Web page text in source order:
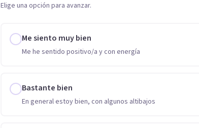
Elige una opción para avanzar.
Me siento muy bien
Me he sentido positivo/a y con energía
Bastante bien
En general estoy bien, con algunos altibajos